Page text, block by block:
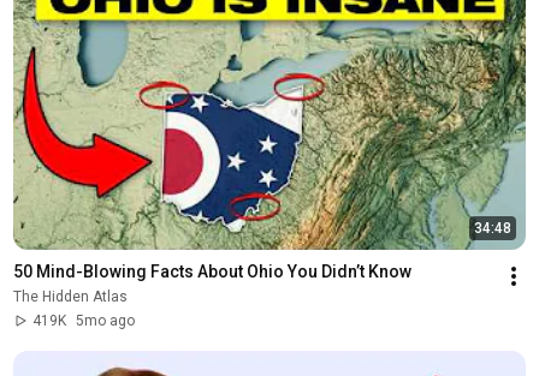
34:48
50 Mind-Blowing Facts About Ohio You Didn’t Know
The Hidden Atlas
419K 5mo ago